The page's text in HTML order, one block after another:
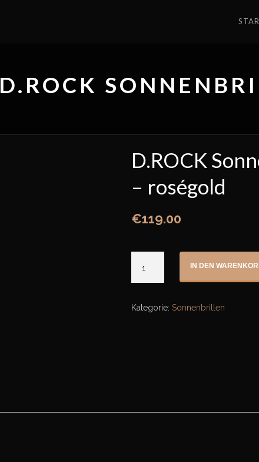
D.ROCK
D.ROCK
– roségold
€119.00
Sonnenbrille
roségold
IN DEN
Kategorie: Sonnenbrillen